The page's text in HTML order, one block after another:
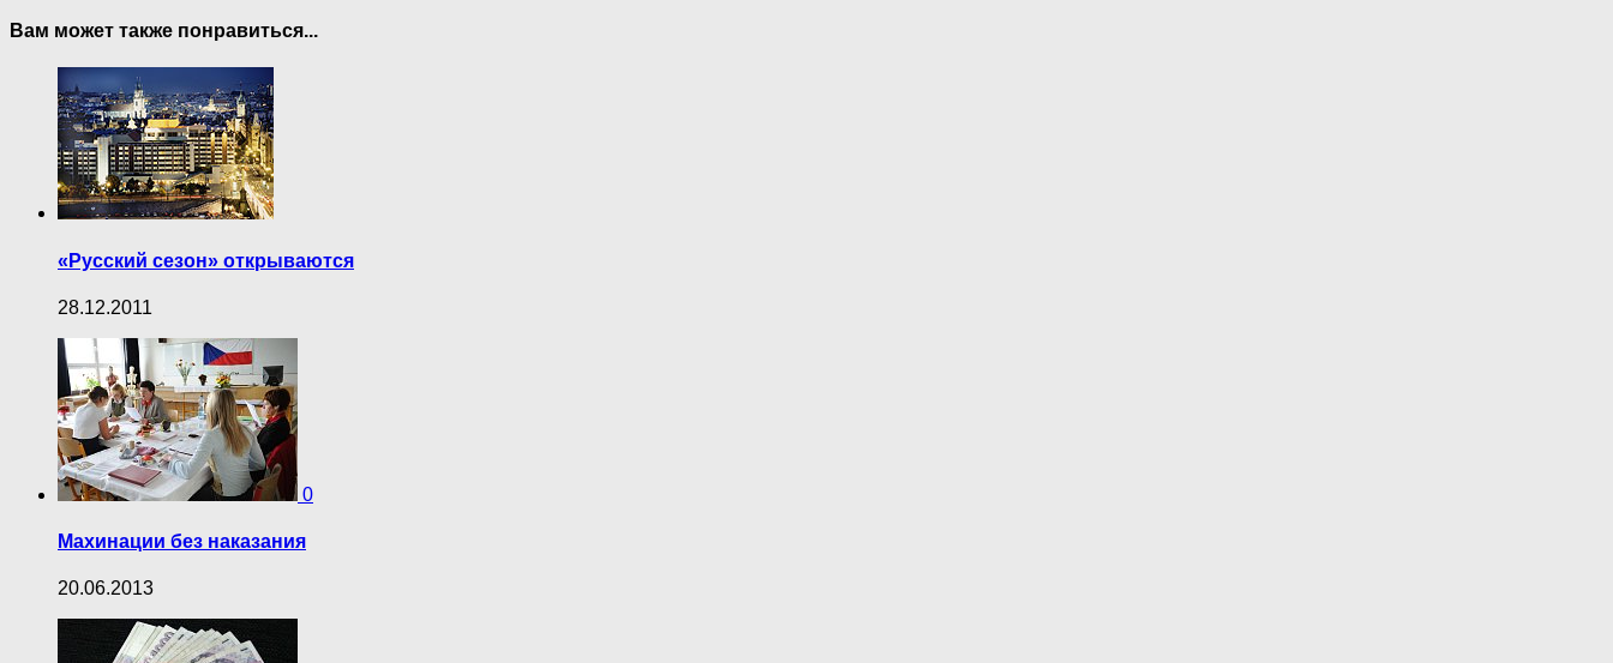
Вам может также понравиться...
«Русский сезон» открываются
28.12.2011
0
Махинации без наказания
20.06.2013